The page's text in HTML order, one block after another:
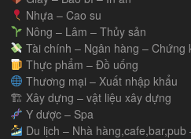
Nhựa – Cao su
Nông – Lâm – Thủy sản
Tài chính – Ngân hàng – Chứng
Thực phẩm – Đồ uống
Thương mại – Xuất nhập khẩu
🏗 Xây dựng – vật liệu xây dựng
Y dược – Spa
Du lịch – Nhà hàng,cafe,bar,pub